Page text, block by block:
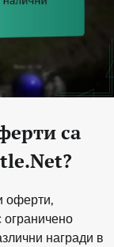
са
оферти,
ограничено
награди в